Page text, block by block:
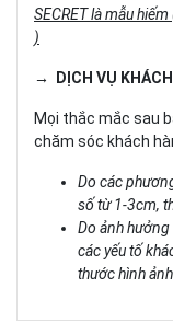
SECRET là mẫu
)
→ DỊCH VỤ KHÁCH
Mọi thắc mắc sau
chăm sóc khách
Do các
số từ 1-3cm,
Do ảnh hưởng
các yếu tố
thước hình